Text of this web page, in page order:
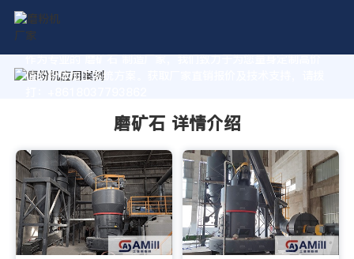
作为专业的 磨矿石 制造厂家，我们致力于为您量身定制高价
值的粉体加工系统方案。获取厂家直销报价及技术支持，请拨
磨矿石 详情介绍